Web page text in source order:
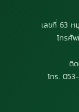
เลขที่ 63 ห
โทรศั
ติ
โทร.